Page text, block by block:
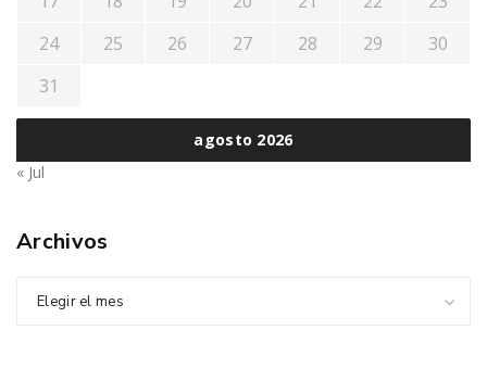
agosto 2026
24
25 26 27 28 29
30
31
« Jul
Archivos
Elegir el mes